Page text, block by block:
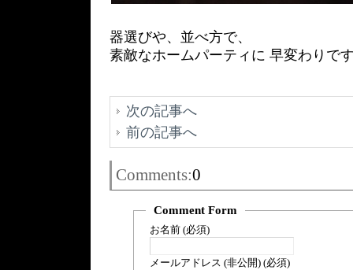
器選びや、並べ方で、
素敵なホームパーティに 早変わりで
次の記事へ
前の記事へ
Comments:0
Comment Form
お名前 (必須)
メールアドレス (非公開) (必須)